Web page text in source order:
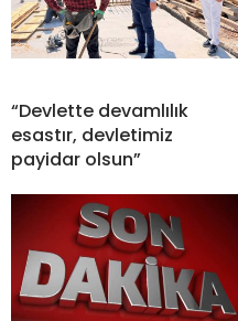
“Devlette devamlılık
esastır, devletimiz
payidar olsun”